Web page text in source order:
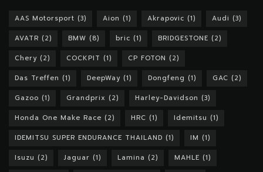
AAS Motorsport (3) Aion (1) Akrapovic (1) Audi (3)
AVATR (2) BMW (8) bric (1) BRIDGESTONE (2)
Chery (2) COCKPIT (1) CP FOTON (2)
Das Treffen (1) DeepWay (1) Dongfeng (1) GAC (2)
Gazoo (1) Grandprix (2) Harley-Davidson (3)
Honda One Make Race (2) HRC (1) Idemitsu (1)
IDEMITSU SUPER ENDURANCE THAILAND (1) IM (1)
Isuzu (2) Jaguar (1) Lamina (2) MAHLE (1)